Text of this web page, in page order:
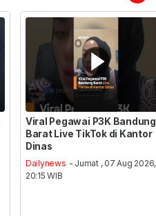
Viral Pegawai P3K Bandung
Barat Live TikTok di Kantor
Dinas
Dailynews - Jumat , 07 Aug 2026,
20:15 WIB